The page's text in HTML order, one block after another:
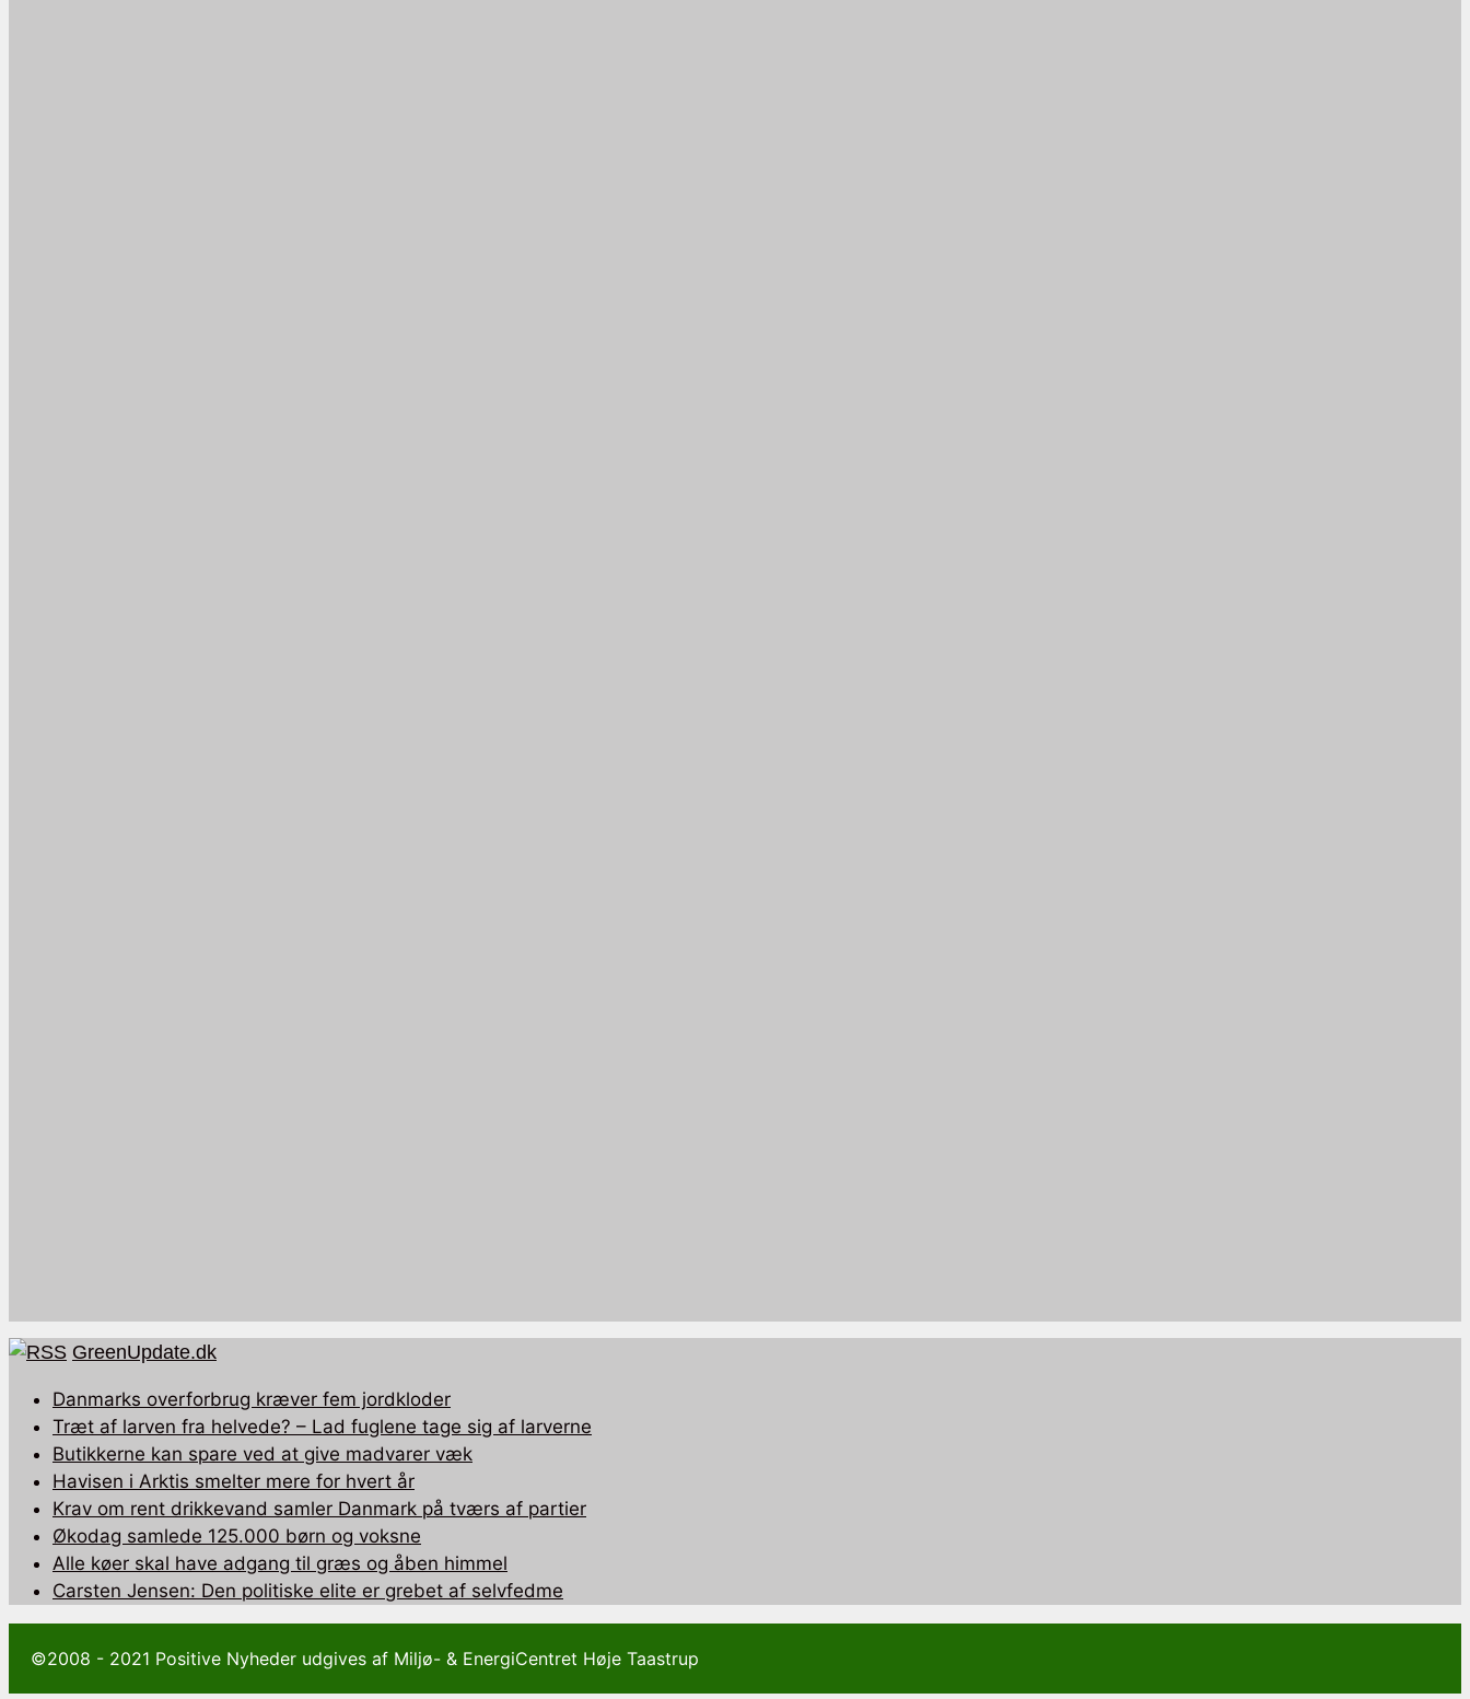
GreenUpdate.dk
Danmarks overforbrug kræver fem jordkloder
Træt af larven fra helvede? – Lad fuglene tage sig af larverne
Butikkerne kan spare ved at give madvarer væk
Havisen i Arktis smelter mere for hvert år
Krav om rent drikkevand samler Danmark på tværs af partier
Økodag samlede 125.000 børn og voksne
Alle køer skal have adgang til græs og åben himmel
Carsten Jensen: Den politiske elite er grebet af selvfedme
©2008 - 2021 Positive Nyheder udgives af Miljø- & EnergiCentret Høje Taastrup